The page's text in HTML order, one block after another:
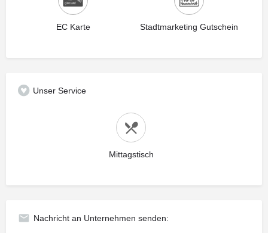
EC Karte Stadtmarketing Gutschein
Unser Service
Mittagstisch
Nachricht an Unternehmen senden: